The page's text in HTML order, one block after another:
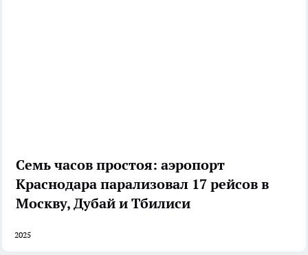
Семь часов простоя: аэропорт
Краснодара парализовал 17 рейсов в
Москву, Дубай и Тбилиси
2025